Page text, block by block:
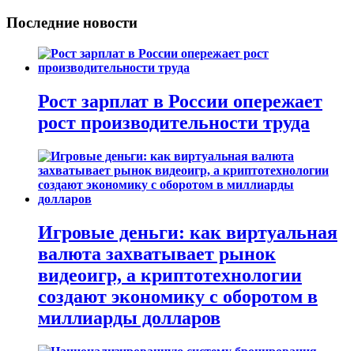
Последние новости
Рост зарплат в России опережает
рост производительности труда
Игровые деньги: как виртуальная
валюта захватывает рынок
видеоигр, а криптотехнологии
создают экономику с оборотом в
миллиарды долларов